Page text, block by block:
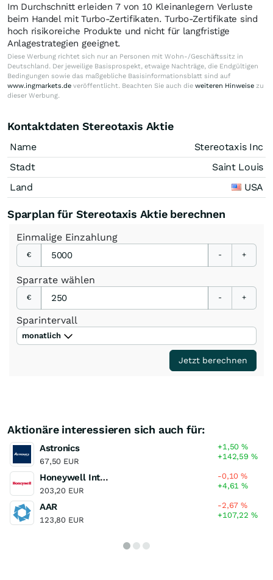
Im Durchschnitt erleiden 7 von 10 Kleinanlegern Verluste
beim Handel mit Turbo-Zertifikaten. Turbo-Zertifikate sind
hoch risikoreiche Produkte und nicht für langfristige
Anlagestrategien geeignet.
Diese Werbung richtet sich nur an Personen mit Wohn-/Geschäftssitz in
Deutschland. Der jeweilige Basisprospekt, etwaige Nachträge, die Endgültigen
Bedingungen sowie das maßgebliche Basisinformationsblatt sind auf
www.ingmarkets.de veröffentlicht. Beachten Sie auch die weiteren Hinweise zu
dieser Werbung.
Kontaktdaten Stereotaxis Aktie
Name
Stereotaxis Inc
Stadt
Saint Louis
Land
USA
Sparplan für Stereotaxis Aktie berechnen
Einmalige Einzahlung
€ - +
Sparrate wählen
€ - +
Sparintervall
monatlich
Jetzt berechnen
Aktionäre interessieren sich auch für:
Astronics
67,50 EUR
+1,50%
+142,59 %
Honeywell International
203,20 EUR
-0,10%
+4,61%
AAR
123,80 EUR
-2,67%
+107,22 %